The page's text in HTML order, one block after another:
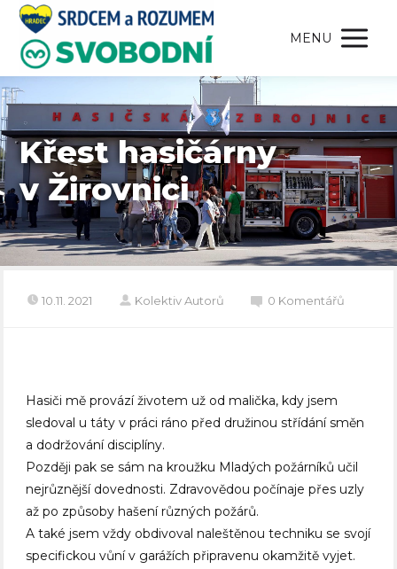
MENU
Křest hasičárny
v Žirovnici
10.11. 2021 Kolektiv Autorů 0 Komentářů
Hasiči mě provází životem už od malička, kdy jsem
sledoval u táty v práci ráno před družinou střídání směn
a dodržování disciplíny.
Později pak se sám na kroužku Mladých požárníků učil
nejrůznější dovednosti. Zdravovědou počínaje přes uzly
až po způsoby hašení různých požárů.
A také jsem vždy obdivoval naleštěnou techniku se svojí
specifickou vůní v garážích připravenu okamžitě vyjet.